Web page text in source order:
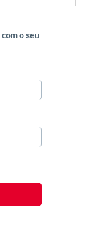
o seu